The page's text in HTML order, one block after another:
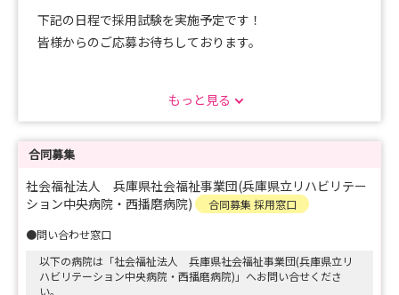
下記の日程で採用試験を実施予定です！
皆様からのご応募お待ちしております。
■令和8年8月18日（火） 応募期限：令和8年8月6日
■令和8年8月26日（水） 応募期限：令和8年8月14日
兵庫県立西播磨総合リハビリテーションセンター
（たつの市新宮町光都1-7-1）
もっと見る
合同募集
社会福祉法人 兵庫県社会福祉事業団(兵庫県立リハビリテー
ション中央病院・西播磨病院)
合同募集 採用窓口
●問い合わせ窓口
以下の病院は「社会福祉法人 兵庫県社会福祉事業団(兵庫県立リ
ハビリテーション中央病院・西播磨病院)」へお問い合せくださ
い。